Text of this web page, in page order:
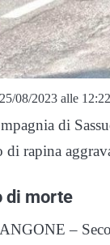
08/2023 alle 12:22
di
di rapina
di morte
–